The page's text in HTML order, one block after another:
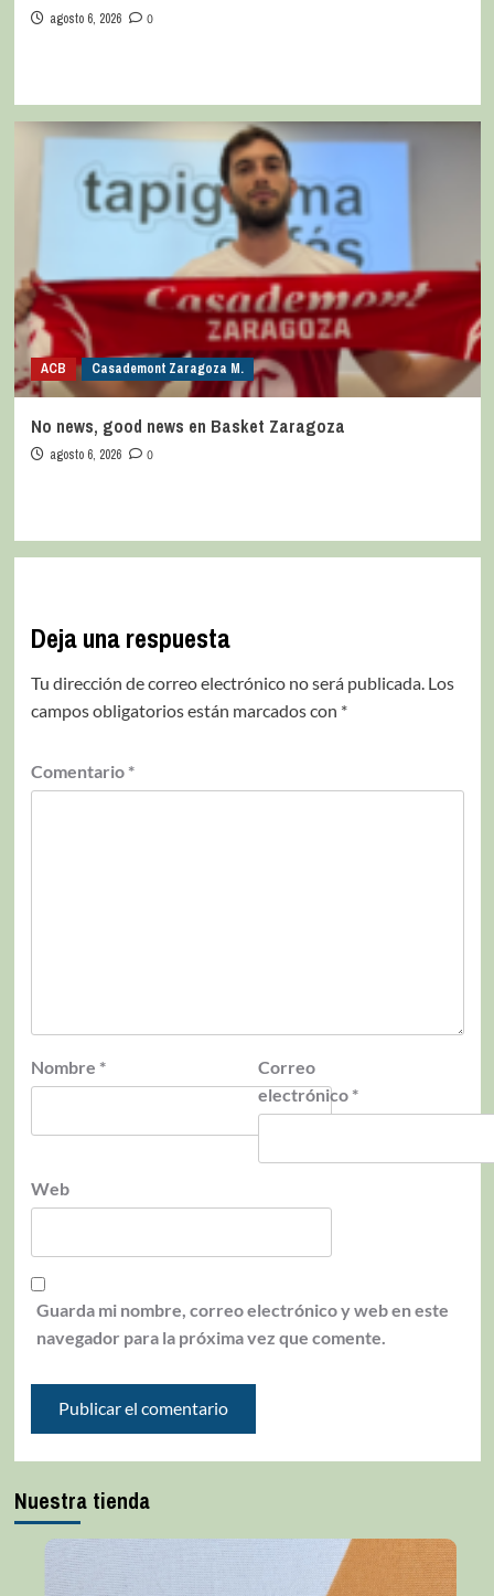
agosto 6, 2026 0
ACB Casademont Zaragoza M.
No news, good news en Basket Zaragoza
agosto 6, 2026 0
Deja una respuesta
Tu dirección de correo electrónico no será publicada. Los
campos obligatorios están marcados con *
Comentario *
Nombre *
Correo
electrónico *
Web
Guarda mi nombre, correo electrónico y web en este
navegador para la próxima vez que comente.
Nuestra tienda